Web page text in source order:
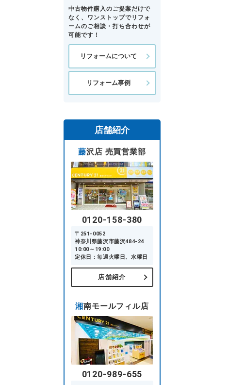
中古物件購入のご提案だけで
なく、ワンストップでリフォ
ームのご相談・打ち合わせが
可能です！
リフォームについて
リフォーム事例
店舗紹介
藤沢店 売買営業部
0120-158-380
〒251-0052
神奈川県藤沢市藤沢484-24
10:00～19:00
定休日：毎週火曜日、水曜日
店舗紹介
湘南モールフィル店
0120-989-655